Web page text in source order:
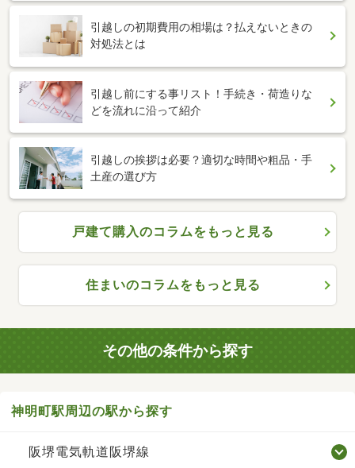
引越しの初期費用の相場は？払えないときの
対処法とは
引越し前にする事リスト！手続き・荷造りな
どを流れに沿って紹介
引越しの挨拶は必要？適切な時間や粗品・手
土産の選び方
戸建て購入のコラムをもっと見る
住まいのコラムをもっと見る
その他の条件から探す
神明町駅周辺の駅から探す
阪堺電気軌道阪堺線